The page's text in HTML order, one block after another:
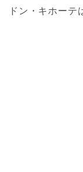
ドン・キホー